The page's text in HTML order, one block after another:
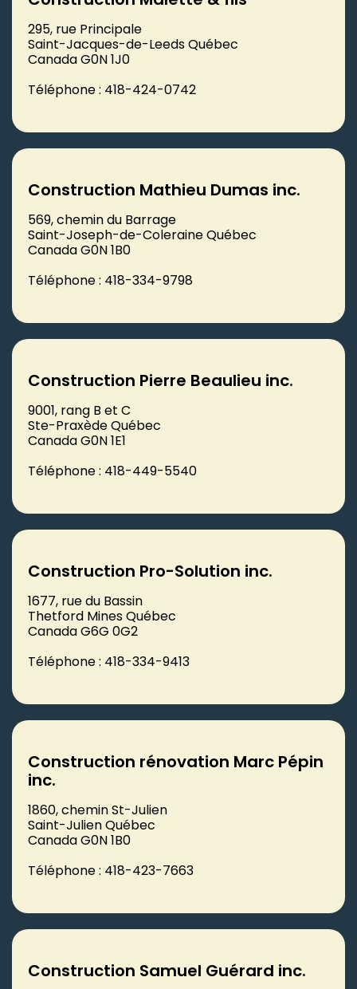
295, rue Principale
Saint-Jacques-de-Leeds Québec
Canada G0N 1J0
Téléphone : 418-424-0742
Construction Mathieu Dumas inc.
569, chemin du Barrage
Saint-Joseph-de-Coleraine Québec
Canada G0N 1B0
Téléphone : 418-334-9798
Construction Pierre Beaulieu inc.
9001, rang B et C
Ste-Praxède Québec
Canada G0N 1E1
Téléphone : 418-449-5540
Construction Pro-Solution inc.
1677, rue du Bassin
Thetford Mines Québec
Canada G6G 0G2
Téléphone : 418-334-9413
Construction rénovation Marc Pépin
inc.
1860, chemin St-Julien
Saint-Julien Québec
Canada G0N 1B0
Téléphone : 418-423-7663
Construction Samuel Guérard inc.